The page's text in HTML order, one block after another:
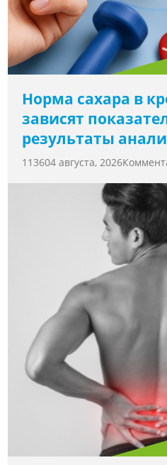
Норма сахара в
зависят
результаты
113604 августа, 2026